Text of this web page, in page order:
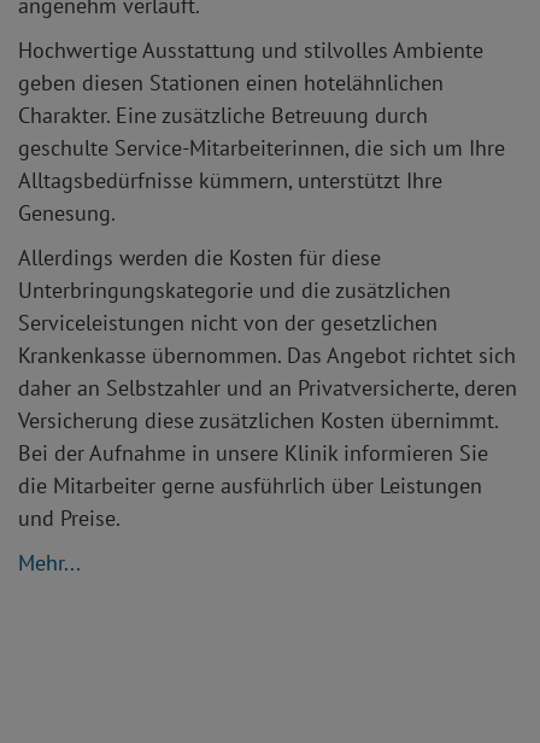
Hochwertige Ausstattung und stilvolles Ambiente
geben diesen Stationen einen hotelähnlichen
Charakter. Eine zusätzliche Betreuung durch
geschulte Service-Mitarbeiterinnen, die sich um Ihre
Alltagsbedürfnisse kümmern, unterstützt Ihre
Genesung.
Allerdings werden die Kosten für diese
Unterbringungskategorie und die zusätzlichen
Serviceleistungen nicht von der gesetzlichen
Krankenkasse übernommen. Das Angebot richtet sich
daher an Selbstzahler und an Privatversicherte, deren
Versicherung diese zusätzlichen Kosten übernimmt.
Bei der Aufnahme in unsere Klinik informieren Sie
die Mitarbeiter gerne ausführlich über Leistungen
und Preise.
Mehr...